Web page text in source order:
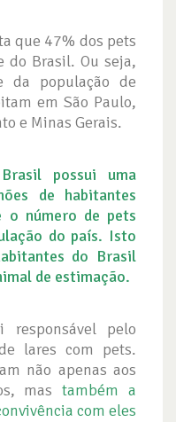
que 47% dos pets
do Brasil. Ou seja,
da população de
em São Paulo,
e Minas Gerais.
possui uma
de habitantes
o número de pets
do país. Isto
do Brasil
de estimação.
pelo
lares com pets.
não apenas aos
mastambém a
com eles